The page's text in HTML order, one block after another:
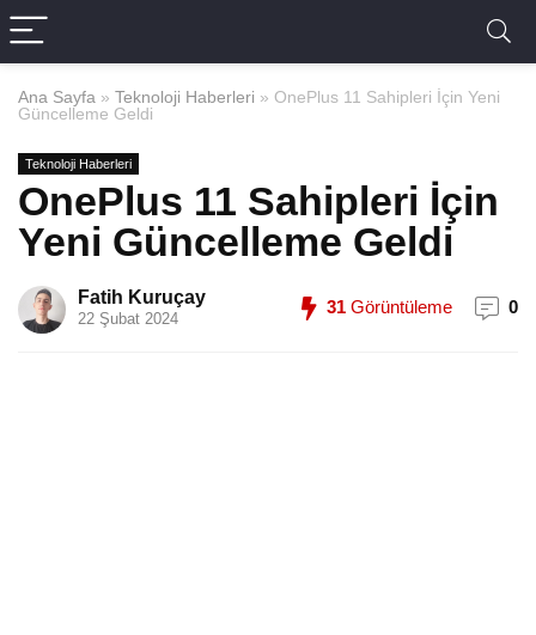
Ana Sayfa » Teknoloji Haberleri » OnePlus 11 Sahipleri İçin Yeni
Güncelleme Geldi
Teknoloji Haberleri
OnePlus 11 Sahipleri İçin
Yeni Güncelleme Geldi
Fatih Kuruçay
22 Şubat 2024
31 Görüntüleme 0